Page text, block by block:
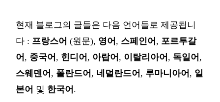
현재 블로그의 글들은 다음 언어들로 제공됩니
다 : 프랑스어 (원문), 영어 , 스페인어 , 포르투갈
어 , 중국어 , 힌디어 , 아랍어 , 이탈리아어 , 독일어 ,
스웨덴어 , 폴란드어 , 네덜란드어 , 루마니아어 , 일
본어 및 한국어 .